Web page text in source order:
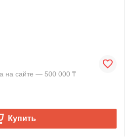
на сайте — 500 000 ₸
Купить